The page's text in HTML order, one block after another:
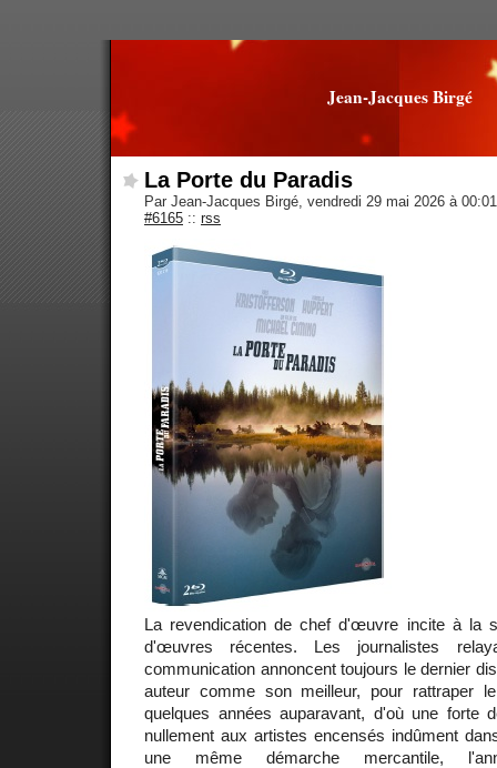
Jean-Jacques Birgé
La Porte du Paradis
Par Jean-Jacques Birgé, vendredi 29 mai 2026 à
#6165 :: rss
La revendication de chef d'œuvre incite à la
d'œuvres récentes. Les journalistes
communication annoncent toujours le dernier
auteur comme son meilleur, pour rattraper
quelques années auparavant, d'où une forte
nullement aux artistes encensés indûment
une même démarche mercantile,